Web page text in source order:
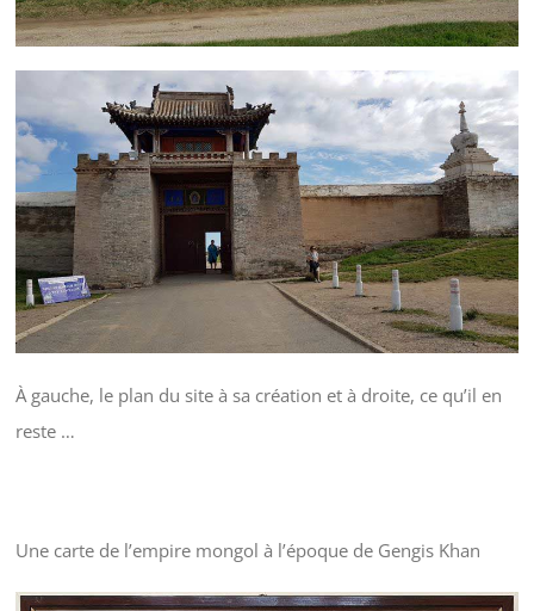
À gauche, le plan du site à sa création et à droite, ce qu’il en
reste …
Une carte de l’empire mongol à l’époque de Gengis Khan